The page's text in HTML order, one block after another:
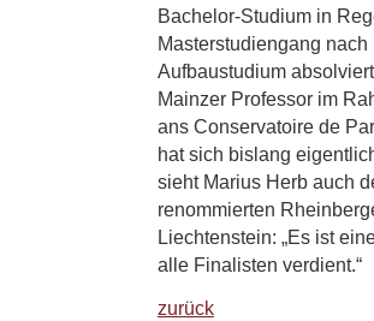
Bachelor-Studium in
Masterstudiengang
Aufbaustudium
Mainzer Professor im
ans Conservatoire de
hat sich bislang
sieht Marius Herb auch
renommierten
Liechtenstein: „Es ist
alle Finalisten verdient.“
zurück